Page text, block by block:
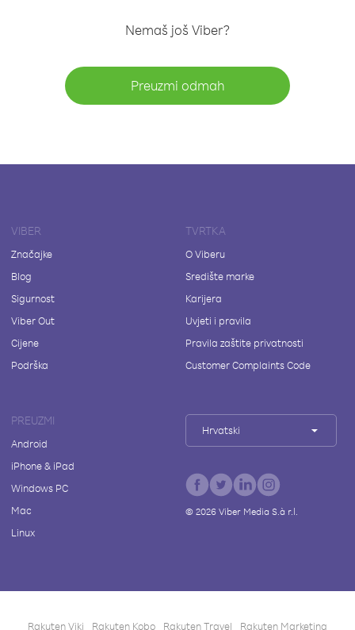
Nemaš još Viber?
Preuzmi odmah
VIBER
Značajke
Blog
Sigurnost
Viber Out
Cijene
Podrška
TVRTKA
O Viberu
Središte marke
Karijera
Uvjeti i pravila
Pravila zaštite privatnosti
Customer Complaints Code
PREUZMI
Android
iPhone & iPad
Windows PC
Mac
Linux
Hrvatski
© 2026Viber Media S.à r.l.
Rakuten Viki Rakuten Kobo Rakuten Travel Rakuten Marketing